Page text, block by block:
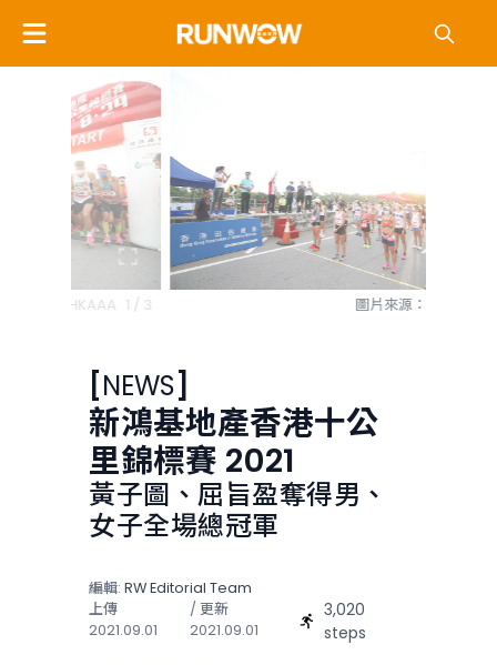
圖片來源：HKAAA 2 / 3
[NEWS]
新鴻基地產香港十公
里錦標賽 2021
黃子圖、屈旨盈奪得男、
女子全場總冠軍
編輯: RW Editorial Team
上傳
2021.09.01
/ 更新
2021.09.01
3,020
steps